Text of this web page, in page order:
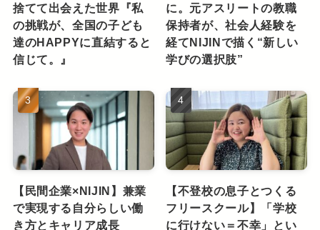
捨てて出会えた世界『私
の挑戦が、全国の子ども
達のHAPPYに直結すると
信じて。』
に。元アスリートの教職
保持者が、社会人経験を
経てNIJINで描く“新しい
学びの選択肢”
【民間企業×NIJIN】兼業
で実現する自分らしい働
き方とキャリア成長
【不登校の息子とつくる
フリースクール】「学校
に行けない＝不幸」とい